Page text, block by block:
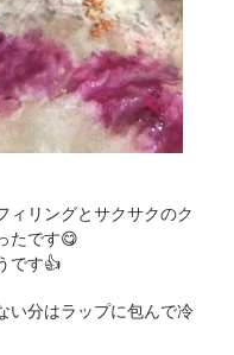
ィリングとサクサクのク
たです😋
です👍
い分はラップに包んで冷